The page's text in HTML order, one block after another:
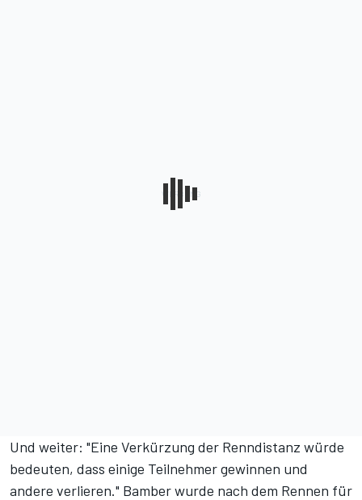
Und weiter: "Eine Verkürzung der Renndistanz würde
bedeuten, dass einige Teilnehmer gewinnen und
andere verlieren." Bamber wurde nach dem Rennen für